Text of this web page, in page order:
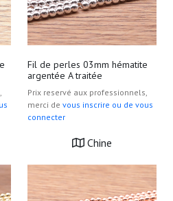
Fil de perles 03mm hématite
argentée A traitée
Prix reservé aux professionnels,
merci de vous inscrire ou de vous
connecter
Chine